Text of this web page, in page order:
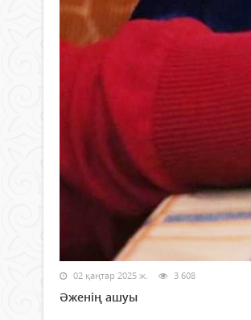
02 қаңтар 2025 ж. 3 608
Әженің ашуы